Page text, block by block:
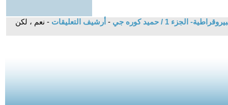
1 / حميد كوره جي - أرشيف التعليقات - نعم ، لكن